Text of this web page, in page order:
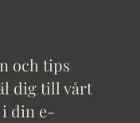
och tips
dig till vårt
i din e-